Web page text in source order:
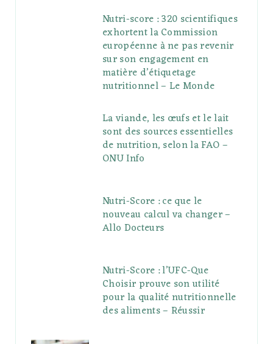
Nutri-score : 320 scientifiques
exhortent la Commission
européenne à ne pas revenir
sur son engagement en
matière d’étiquetage
nutritionnel – Le Monde
La viande, les œufs et le lait
sont des sources essentielles
de nutrition, selon la FAO –
ONU Info
Nutri-Score : ce que le
nouveau calcul va changer –
Allo Docteurs
Nutri-Score : l’UFC-Que
Choisir prouve son utilité
pour la qualité nutritionnelle
des aliments – Réussir